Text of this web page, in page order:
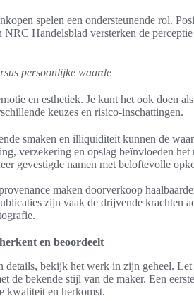
spelen een ondersteunende rol.
Handelsblad versterken de
persoonlijke waarde
en esthetiek. Je kunt het ook doen
keuzes en risico-inschattingen.
smaken en illiquiditeit kunnen de
verzekering en opslag beïnvloeden het
gevestigde namen met beloftevolle
maken doorverkoop
zijn vaak de drijvende krachten
en beoordeelt
details, bekijk het werk in zijn geheel.
de bekende stijl van de maker. Een
kwaliteit en herkomst.